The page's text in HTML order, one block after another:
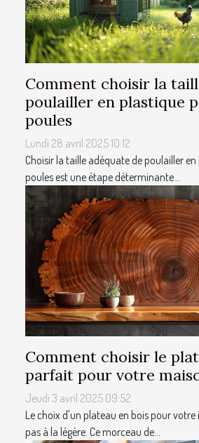
Comment choisir la
poulailler en plastique
poules
Lundi 28 avril 2025 10:12
Choisir la taille adéquate de poulailler
poules est une étape déterminante...
Comment choisir le
parfait pour votre
Jeudi 3 avril 2025 09:52
Le choix d'un plateau en bois pour
pas à la légère. Ce morceau de...